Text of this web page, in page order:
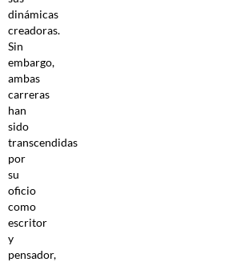
dinámicas
creadoras.
Sin
embargo,
ambas
carreras
han
sido
transcendidas
por
su
oficio
como
escritor
y
pensador,